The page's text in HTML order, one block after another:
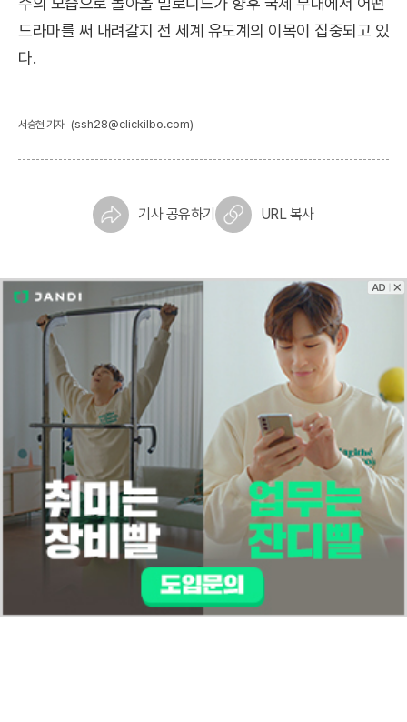
드라마를 써 내려갈지 전 세계 유도계의 이목이 집중되고 있
다.
서승현 기자 (ssh28@clickilbo.com)
기사 공유하기 URL 복사